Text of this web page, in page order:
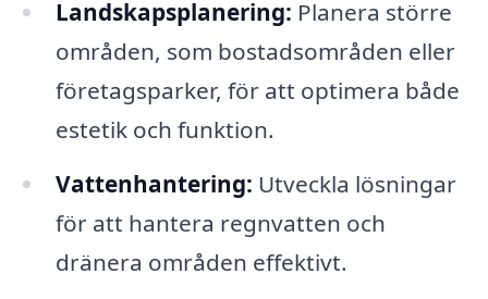
Landskapsplanering: Planera större
områden, som bostadsområden eller
företagsparker, för att optimera både
estetik och funktion.
Vattenhantering: Utveckla lösningar
för att hantera regnvatten och
dränera områden effektivt.